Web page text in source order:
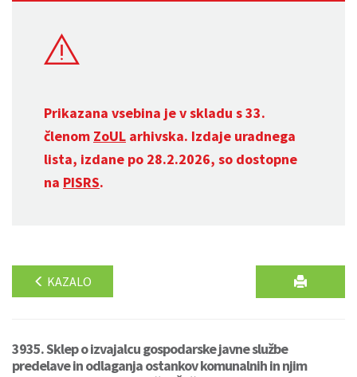
Prikazana vsebina je v skladu s 33.
členom ZoUL arhivska. Izdaje uradnega
lista, izdane po 28.2.2026, so dostopne
na PISRS.
KAZALO
3935. Sklep o izvajalcu gospodarske javne službe
predelave in odlaganja ostankov komunalnih in njim